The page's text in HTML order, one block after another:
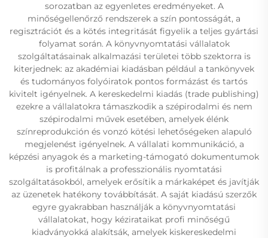
sorozatban az egyenletes eredményeket. A
minőségellenőrző rendszerek a szín pontosságát, a
regisztrációt és a kötés integritását figyelik a teljes gyártási
folyamat során. A könyvnyomtatási vállalatok
szolgáltatásainak alkalmazási területei több szektorra is
kiterjednek: az akadémiai kiadásban például a tankönyvek
és tudományos folyóiratok pontos formázást és tartós
kivitelt igényelnek. A kereskedelmi kiadás (trade publishing)
ezekre a vállalatokra támaszkodik a szépirodalmi és nem
szépirodalmi művek esetében, amelyek élénk
színreprodukción és vonzó kötési lehetőségeken alapuló
megjelenést igényelnek. A vállalati kommunikáció, a
képzési anyagok és a marketing-támogató dokumentumok
is profitálnak a professzionális nyomtatási
szolgáltatásokból, amelyek erősítik a márkaképet és javítják
az üzenetek hatékony továbbítását. A saját kiadású szerzők
egyre gyakrabban használják a könyvnyomtatási
vállalatokat, hogy kézirataikat profi minőségű
kiadványokká alakítsák, amelyek kiskereskedelmi